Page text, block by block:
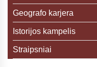
Geografo karjera
Istorijos kampelis
Straipsniai